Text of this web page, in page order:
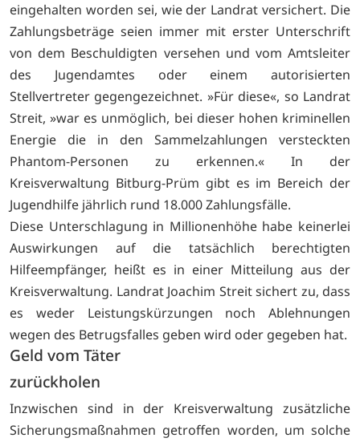
eingehalten worden sei, wie der Landrat versichert. Die
Zahlungsbeträge seien immer mit erster Unterschrift
von dem Beschuldigten versehen und vom Amtsleiter
des Jugendamtes oder einem autorisierten
Stellvertreter gegengezeichnet. »Für diese«, so Landrat
Streit, »war es unmöglich, bei dieser hohen kriminellen
Energie die in den Sammelzahlungen versteckten
Phantom-Personen zu erkennen.« In der
Kreisverwaltung Bitburg-Prüm gibt es im Bereich der
Jugendhilfe jährlich rund 18.000 Zahlungsfälle.
Diese Unterschlagung in Millionenhöhe habe keinerlei
Auswirkungen auf die tatsächlich berechtigten
Hilfeempfänger, heißt es in einer Mitteilung aus der
Kreisverwaltung. Landrat Joachim Streit sichert zu, dass
es weder Leistungskürzungen noch Ablehnungen
wegen des Betrugsfalles geben wird oder gegeben hat.
Geld vom Täter
zurückholen
Inzwischen sind in der Kreisverwaltung zusätzliche
Sicherungsmaßnahmen getroffen worden, um solche